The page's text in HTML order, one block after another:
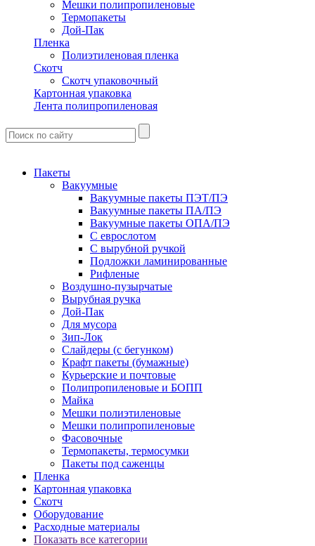
Мешки полипропиленовые
Термопакеты
Дой-Пак
Пленка
Полиэтиленовая пленка
Скотч
Скотч упаковочный
Картонная упаковка
Лента полипропиленовая
Пакеты
Вакуумные
Вакуумные пакеты ПЭТ/ПЭ
Вакуумные пакеты ПА/ПЭ
Вакуумные пакеты ОПА/ПЭ
С еврослотом
С вырубной ручкой
Подложки ламинированные
Рифленые
Воздушно-пузырчатые
Вырубная ручка
Дой-Пак
Для мусора
Зип-Лок
Слайдеры (с бегунком)
Крафт пакеты (бумажные)
Курьерские и почтовые
Полипропиленовые и БОПП
Майка
Мешки полиэтиленовые
Мешки полипропиленовые
Фасовочные
Термопакеты, термосумки
Пакеты под саженцы
Пленка
Картонная упаковка
Скотч
Оборудование
Расходные материалы
Показать все категории